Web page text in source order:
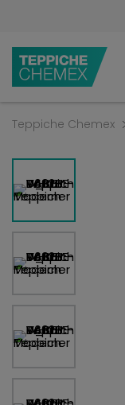
Teppiche Chemex